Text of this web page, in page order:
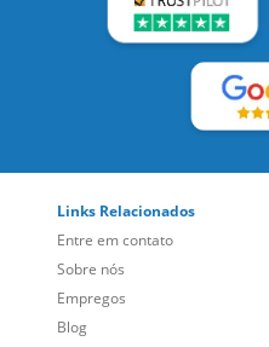
Links Relacionados
Entre em contato
Sobre nós